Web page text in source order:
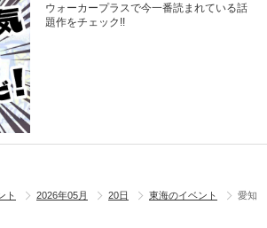
ウォーカープラスで今一番読まれている話
題作をチェック!!
ト 2026年05月 20日 東海のイベント
愛知